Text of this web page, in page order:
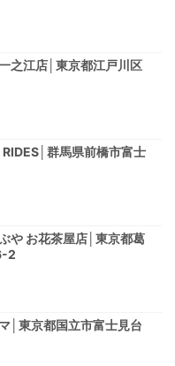
之江店│東京都江戸川区
RIDES│群馬県前橋市富士
や お花茶屋店│東京都葛
2
│東京都国立市富士見台